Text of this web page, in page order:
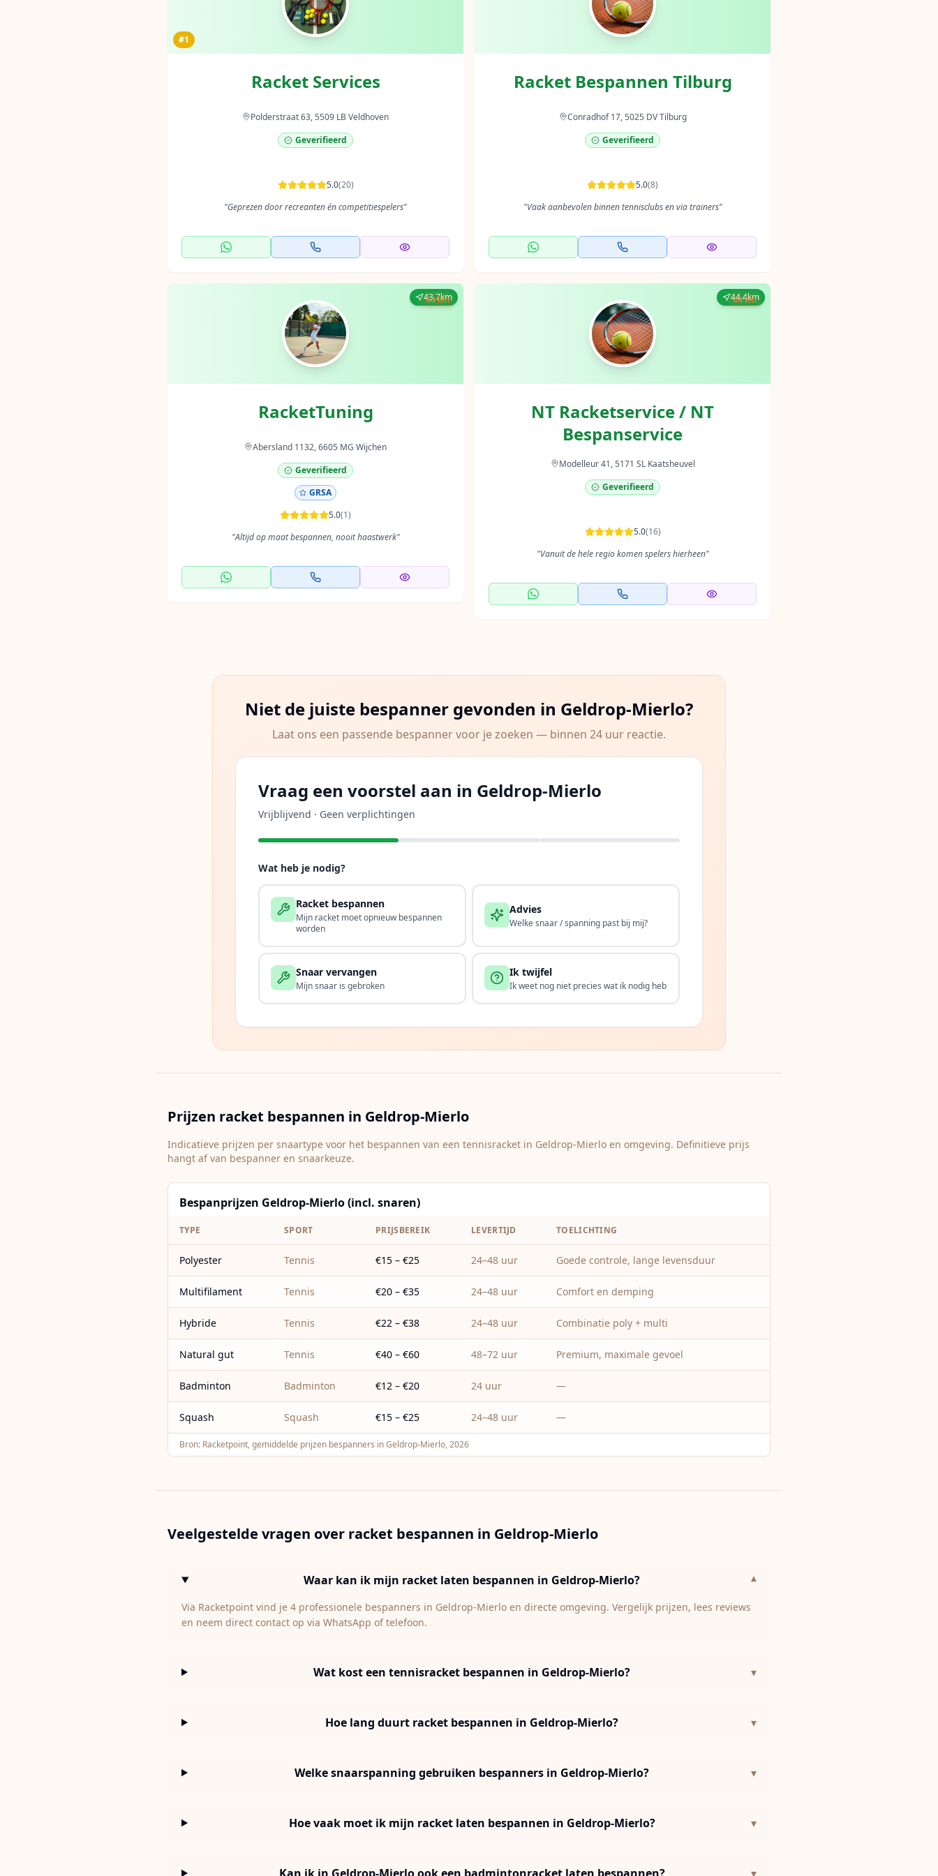
#1
Racket Services
Polderstraat 63, 5509 LB Veldhoven
Geverifieerd
5.0(20)
"Geprezen door recreanten én competitiespelers"
Racket Bespannen Tilburg
Conradhof 17, 5025 DV Tilburg
Geverifieerd
5.0(8)
"Vaak aanbevolen binnen tennisclubs en via trainers"
43.7km
RacketTuning
Abersland 1132, 6605 MG Wijchen
Geverifieerd
GRSA
5.0(1)
"Altijd op maat bespannen, nooit haastwerk"
44 km 44.4km
NT Racketservice / NT
Bespanservice
Modelleur 41, 5171 SL Kaatsheuvel
Geverifieerd
5.0(16)
"Vanuit de hele regio komen spelers hierheen"
44 km
Niet de juiste bespanner gevonden in Geldrop-Mierlo?
Laat ons een passende bespanner voor je zoeken — binnen 24 uur reactie.
Vraag een voorstel aan in Geldrop-Mierlo
Vrijblijvend · Geen verplichtingen
Wat heb je nodig?
Racket bespannen
Mijn racket moet opnieuw bespannen
worden
Advies
Welke snaar / spanning past bij mij?
Snaar vervangen
Mijn snaar is gebroken
Ik twijfel
Ik weet nog niet precies wat ik nodig heb
Prijzen racket bespannen in Geldrop-Mierlo
Indicatieve prijzen per snaartype voor het bespannen van een tennisracket in Geldrop-Mierlo en omgeving. Definitieve prijs
hangt af van bespanner en snaarkeuze.
Bespanprijzen Geldrop-Mierlo (incl. snaren)
TYPE SPORT PRIJSBEREIK LEVERTIJD TOELICHTING
Polyester Tennis €15 – €25 24–48 uur Goede controle, lange levensduur
Multifilament Tennis €20 – €35 24–48 uur Comfort en demping
Hybride Tennis €22 – €38 24–48 uur Combinatie poly + multi
Natural gut Tennis €40 – €60 48–72 uur Premium, maximale gevoel
Badminton Badminton €12 – €20 24 uur —
Squash Squash €15 – €25 24–48 uur —
Bron: Racketpoint, gemiddelde prijzen bespanners in Geldrop-Mierlo, 2026
Veelgestelde vragen over racket bespannen in Geldrop-Mierlo
Waar kan ik mijn racket laten bespannen in Geldrop-Mierlo? ▾
Via Racketpoint vind je 4 professionele bespanners in Geldrop-Mierlo en directe omgeving. Vergelijk prijzen, lees reviews
en neem direct contact op via WhatsApp of telefoon.
Wat kost een tennisracket bespannen in Geldrop-Mierlo? ▾
Hoe lang duurt racket bespannen in Geldrop-Mierlo? ▾
Welke snaarspanning gebruiken bespanners in Geldrop-Mierlo? ▾
Hoe vaak moet ik mijn racket laten bespannen in Geldrop-Mierlo? ▾